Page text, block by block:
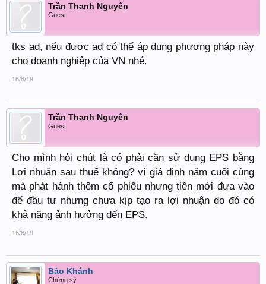
Trần Thanh Nguyên
Guest
tks ad, nếu được ad có thể áp dụng phương pháp này
cho doanh nghiệp của VN nhé.
16/8/19
Trần Thanh Nguyên
Guest
Cho mình hỏi chút là có phải cần sử dụng EPS bằng
Lợi nhuận sau thuế không? vì giả định năm cuối cùng
mà phát hành thêm cổ phiếu nhưng tiền mới đưa vào
để đầu tư nhưng chưa kịp tạo ra lợi nhuận do đó có
khả năng ảnh hưởng đến EPS.
16/8/19
Bảo Khánh
Chứng sỹ